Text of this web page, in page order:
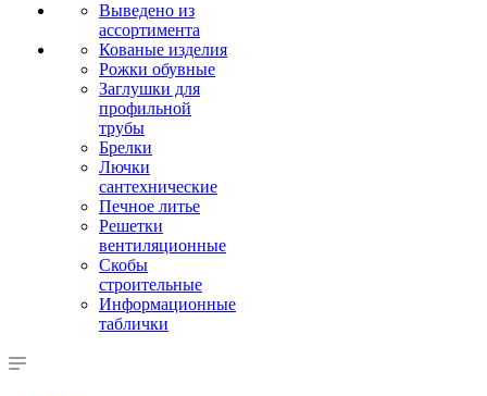
Выведено из
ассортимента
Кованые изделия
Рожки обувные
Заглушки для
профильной
трубы
Брелки
Лючки
сантехнические
Печное литье
Решетки
вентиляционные
Скобы
строительные
Информационные
таблички